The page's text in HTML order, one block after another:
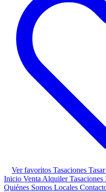
Ver favoritos Tasaciones Tasar
Inicio Venta AlquilerTasaciones
Quiénes Somos Locales